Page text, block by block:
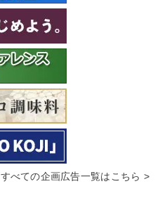
すべての企画広告一覧はこちら >